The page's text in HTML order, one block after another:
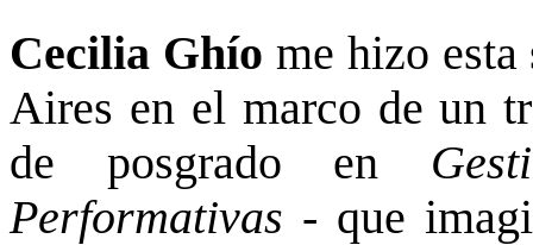
Cecilia Ghío me hizo esta
Aires en el marco de un
de posgrado en
Performativas - que